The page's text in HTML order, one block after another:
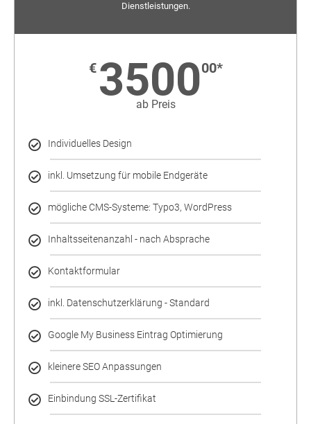
Dienstleistungen.
€ 350000*
ab Preis
Individuelles Design
inkl. Umsetzung für mobile Endgeräte
mögliche CMS-Systeme: Typo3, WordPress
Inhaltsseitenanzahl - nach Absprache
Kontaktformular
inkl. Datenschutzerklärung - Standard
Google My Business Eintrag Optimierung
kleinere SEO Anpassungen
Einbindung SSL-Zertifikat